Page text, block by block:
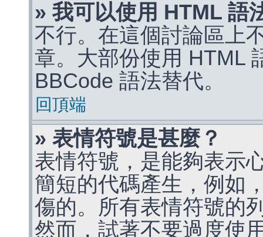
» 我可以使用 HTML 語
不行。在這個討論區上
章。大部份使用 HTML
BBCode 語法替代。
回頂端
» 表情符號是甚麼？
表情符號，是能夠表示
簡短的代碼產生，例如
傷的。所有表情符號的
然而，試著不要過度使